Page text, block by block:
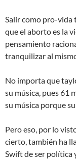
Salir como pro-vida
que el aborto es la
pensamiento
tranquilizar al
No importa que
su música, pues 61
su música porque
Pero eso, por lo
cierto, también ha
Swift de ser política